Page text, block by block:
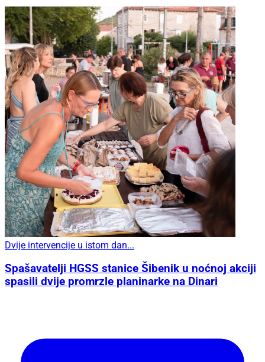
Dvije intervencije u istom dan...
Spašavatelji HGSS stanice Šibenik u noćnoj akciji
spasili dvije promrzle planinarke na Dinari